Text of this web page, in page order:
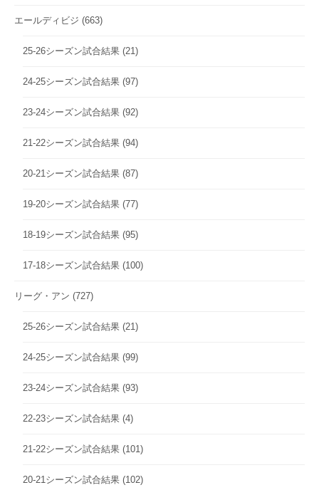
エールディビジ (663)
25-26シーズン試合結果 (21)
24-25シーズン試合結果 (97)
23-24シーズン試合結果 (92)
21-22シーズン試合結果 (94)
20-21シーズン試合結果 (87)
19-20シーズン試合結果 (77)
18-19シーズン試合結果 (95)
17-18シーズン試合結果 (100)
リーグ・アン (727)
25-26シーズン試合結果 (21)
24-25シーズン試合結果 (99)
23-24シーズン試合結果 (93)
22-23シーズン試合結果 (4)
21-22シーズン試合結果 (101)
20-21シーズン試合結果 (102)